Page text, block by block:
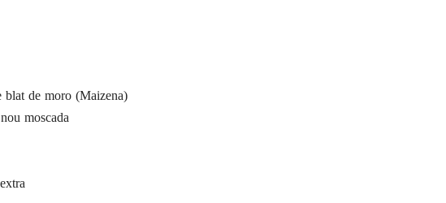
blat de moro (Maizena)
moscada